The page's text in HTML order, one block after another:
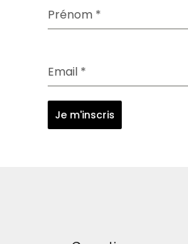
Prénom *
Email *
Je m'inscris